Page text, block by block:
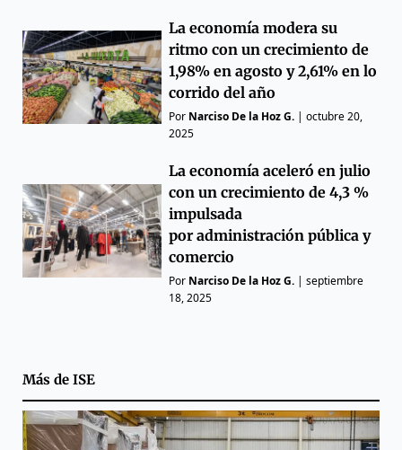
La economía modera su
ritmo con un crecimiento de
1,98% en agosto y 2,61% en lo
corrido del año
Por Narciso De la Hoz G. |octubre 20,
2025
La economía aceleró en julio
con un crecimiento de 4,3 %
impulsada
por administración pública y
comercio
Por Narciso De la Hoz G. |septiembre
18, 2025
Más de ISE